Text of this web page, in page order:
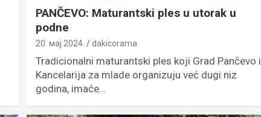
PANČEVO: Maturantski ples u utorak u
podne
20. мај 2024. dakicorama
Tradicionalni maturantski ples koji Grad Pančevo i
Kancelarija za mlade organizuju već dugi niz
godina, imaće…